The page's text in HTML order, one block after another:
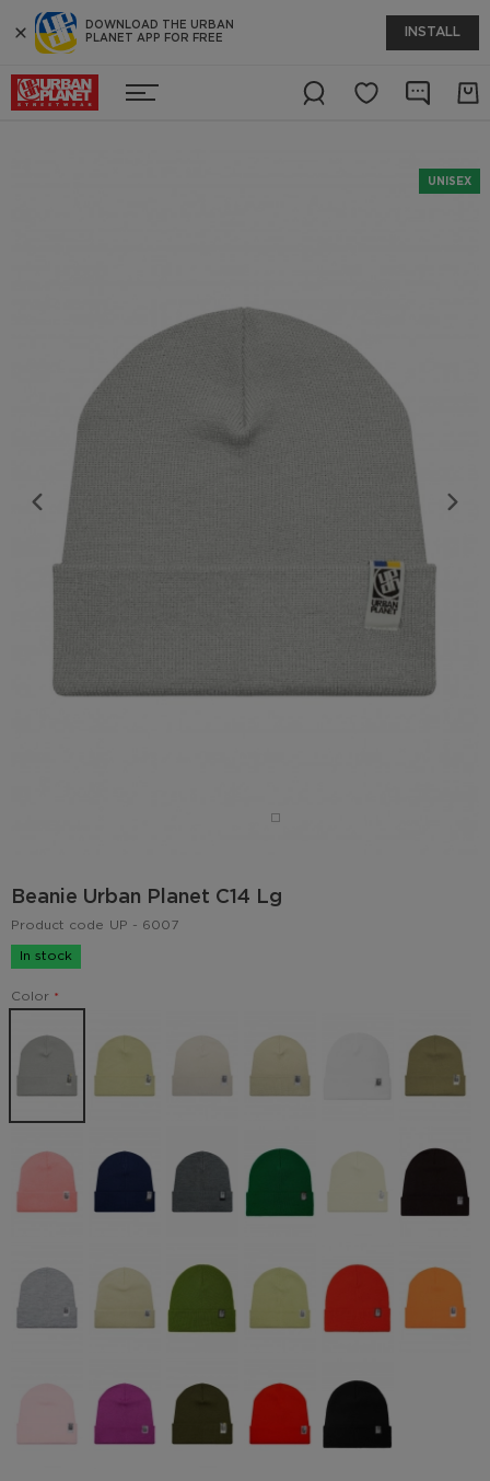
DOWNLOAD THE URBAN
PLANET APP FOR FREE
INSTALL
UNISEX
Beanie Urban Planet C14 Lg
Product code UP - 6007
In stock
Color